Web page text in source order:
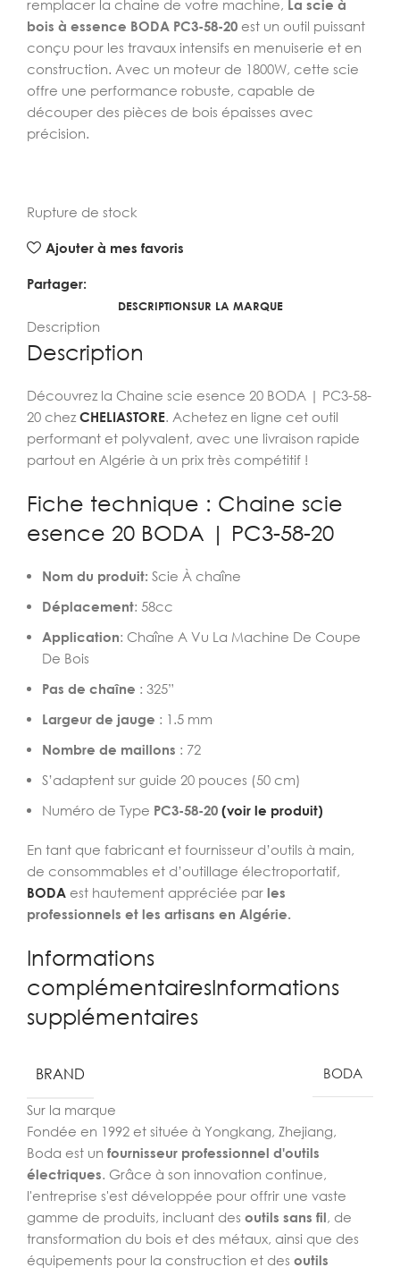
remplacer la chaine de votre machine, La scie à
bois à essence BODA PC3-58-20 est un outil puissant
conçu pour les travaux intensifs en menuiserie et en
construction. Avec un moteur de 1800W, cette scie
offre une performance robuste, capable de
découper des pièces de bois épaisses avec
précision.
Rupture de stock
Ajouter à mes favoris
Partager:
DESCRIPTIONSUR LA MARQUE
Description
Description
Découvrez la Chaine scie esence 20 BODA | PC3-58-
20 chez CHELIASTORE. Achetez en ligne cet outil
performant et polyvalent, avec une livraison rapide
partout en Algérie à un prix très compétitif !
Fiche technique : Chaine scie
esence 20 BODA | PC3-58-20
Nom du produit: Scie À chaîne
Déplacement: 58cc
Application: Chaîne A Vu La Machine De Coupe
De Bois
Pas de chaîne : 325”
Largeur de jauge : 1.5 mm
Nombre de maillons : 72
S’adaptent sur guide 20 pouces (50 cm)
Numéro de Type PC3-58-20 (voir le produit)
En tant que fabricant et fournisseur d’outils à main,
de consommables et d’outillage électroportatif,
BODA est hautement appréciée par les
professionnels et les artisans en Algérie.
Informations
complémentairesInformations
supplémentaires
BRAND BODA
Sur la marque
Fondée en 1992 et située à Yongkang, Zhejiang,
Boda est un fournisseur professionnel d'outils
électriques. Grâce à son innovation continue,
l'entreprise s'est développée pour offrir une vaste
gamme de produits, incluant des outils sans fil, de
transformation du bois et des métaux, ainsi que des
équipements pour la construction et des outils